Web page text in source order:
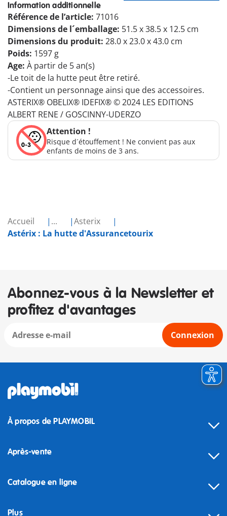
Accueil ...
Asterix
Astérix : La hutte d'Assurancetourix
Information additionnelle
Référence de l’article: 71016
Dimensions de l´emballage: 51.5 x 38.5 x 12.5 cm
Dimensions du produit: 28.0 x 23.0 x 43.0 cm
Poids: 1597 g
Age: À partir de 5 an(s)
-Le toit de la hutte peut être retiré.
-Contient un personnage ainsi que des accessoires.
ASTERIX® OBELIX® IDEFIX® © 2024 LES EDITIONS
ALBERT RENE / GOSCINNY-UDERZO
Attention !
Risque d´étouffement ! Ne convient pas aux
enfants de moins de 3 ans.
Abonnez-vous à la Newsletter et
profitez d'avantages
Connexion
À propos de PLAYMOBIL
Après-vente
Catalogue en ligne
Plus